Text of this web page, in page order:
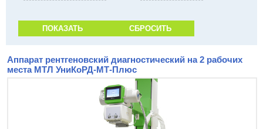
Аппарат рентгеновский диагностический на 2 рабочих
места МТЛ УниКоРД-МТ-Плюс